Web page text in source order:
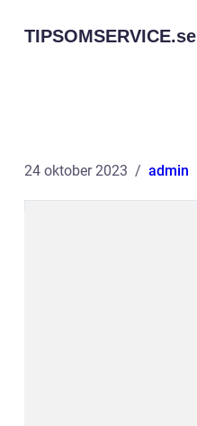
TIPSOMSERVICE.se
24 oktober 2023 admin